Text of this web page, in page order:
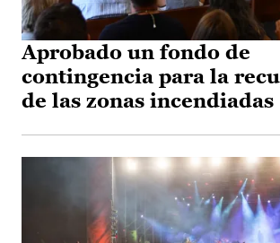
Aprobado un fondo de
contingencia para la
de las zonas incendiadas